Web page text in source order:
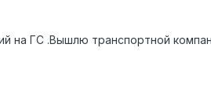
на ГС .Вышлю транспортной